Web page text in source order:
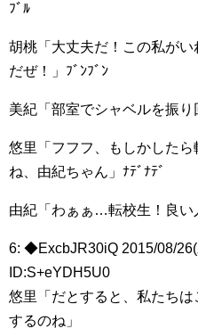
ﾌﾞﾙ
胡桃「大丈夫だ！この私が
だぜ！」ﾌﾞﾝﾌﾞﾝ
美紀「部室でシャベルを振り
悠里「フフフ、もしかしたら
ね、由紀ちゃん」ﾅﾃﾞﾅﾃﾞ
由紀「わぁぁ…転校生！良い
6: ◆ExcbJR30iQ 2015/08/
ID:S+eYDH5U0
悠里「だとすると、私たち
するのね」